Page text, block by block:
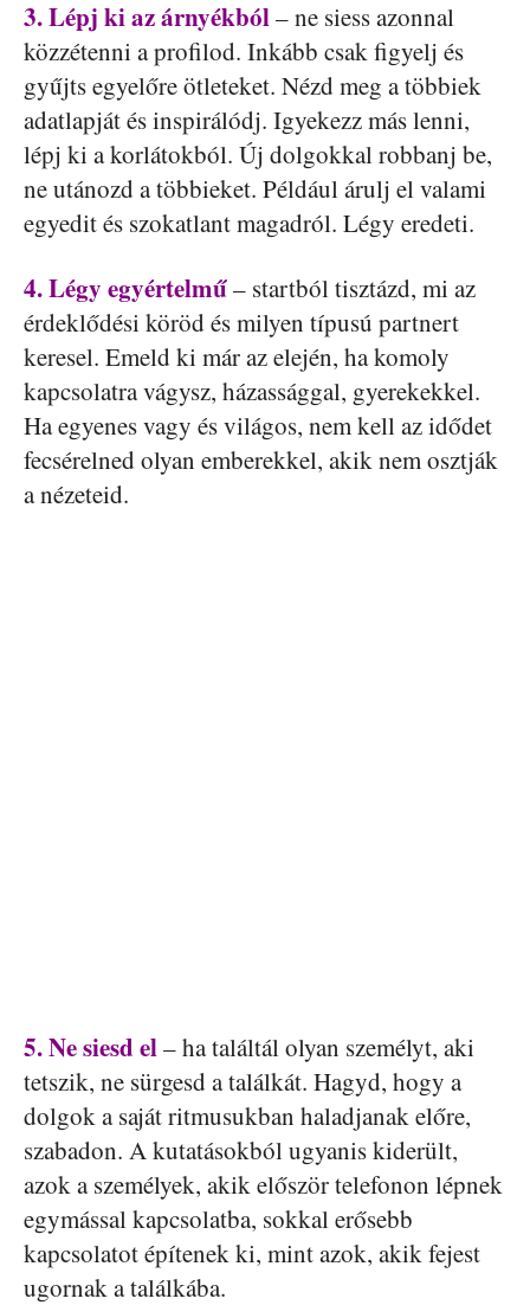
3. Lépj ki az árnyékból– ne siess azonnal
közzétenni a profilod. Inkább csak figyelj és
gyűjts egyelőre ötleteket. Nézd meg a többiek
adatlapját és inspirálódj. Igyekezz más lenni,
lépj ki a korlátokból. Új dolgokkal robbanj be,
ne utánozd a többieket. Például árulj el valami
egyedit és szokatlant magadról. Légy eredeti.
4. Légy egyértelmű– startból tisztázd, mi az
érdeklődési köröd és milyen típusú partnert
keresel. Emeld ki már az elején, ha komoly
kapcsolatra vágysz, házassággal, gyerekekkel.
Ha egyenes vagy és világos, nem kell az idődet
fecsérelned olyan emberekkel, akik nem osztják
a nézeteid.
5. Ne siesd el– ha találtál olyan személyt, aki
tetszik, ne sürgesd a találkát. Hagyd, hogy a
dolgok a saját ritmusukban haladjanak előre,
szabadon. A kutatásokból ugyanis kiderült,
azok a személyek, akik először telefonon lépnek
egymással kapcsolatba, sokkal erősebb
kapcsolatot építenek ki, mint azok, akik fejest
ugornak a találkába.